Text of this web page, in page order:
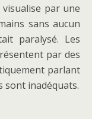
visualise par une
sans aucun
paralysé. Les
par des
parlant
sont inadéquats.